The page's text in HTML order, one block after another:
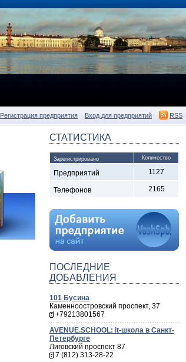
Регистрация предприятия Вход для предприятий RSS
СТАТИСТИКА
Зарегистрировано Количество
Предприятий 1127
Телефонов 2165
ПОСЛЕДНИЕ
ДОБАВЛЕНИЯ
101 Бусина
Каменноостровский проспект, 37
+79213801567
AVENUE.SCHOOL: it-школа в Санкт-
Петербурге
Лиговский проспект 87
7 (812) 313-28-22